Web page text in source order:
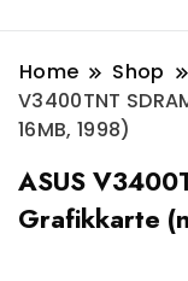
Home Shop
V3400TNT
16MB, 1998)
ASUS
Grafikkarte